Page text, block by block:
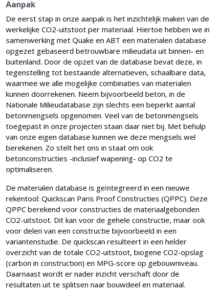
Aanpak
De eerst stap in onze aanpak is het inzichtelijk maken van de
werkelijke CO2-uitstoot per materiaal. Hiertoe hebben we in
samenwerking met Quake en ABT een materialen database
opgezet gebaseerd betrouwbare milieudata uit binnen- en
buitenland. Door de opzet van de database bevat deze, in
tegenstelling tot bestaande alternatieven, schaalbare data,
waarmee we alle mogelijke combinaties van materialen
kunnen doorrekenen. Neem bijvoorbeeld beton, in de
Nationale Milieudatabase zijn slechts een beperkt aantal
betonmengsels opgenomen. Veel van de betonmengsels
toegepast in onze projecten staan daar niet bij. Met behulp
van onze eigen database kunnen we deze mengsels wel
berekenen. Zo stelt het ons in staat om ook
betonconstructies -inclusief wapening- op CO2 te
optimaliseren.
De materialen database is geïntegreerd in een nieuwe
rekentool: Quickscan Paris Proof Constructies (QPPC). Deze
QPPC berekend voor constructies de materiaalgebonden
CO2-uitstoot. Dit kan voor de gehele constructie, maar ook
voor delen van een constructie bijvoorbeeld in een
variantenstudie. De quickscan resulteert in een helder
overzicht van de totale CO2-uitstoot, biogene CO2-opslag
(carbon in construction) en MPG-score op gebouwniveau.
Daarnaast wordt er nader inzicht verschaft door de
resultaten uit te splitsen naar bouwdeel en materiaal.